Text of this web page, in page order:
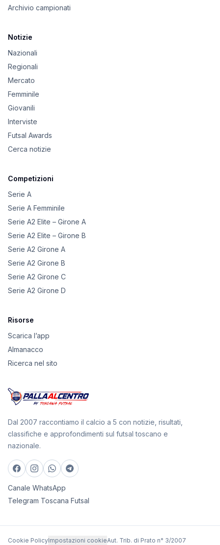
Archivio campionati
Notizie
Nazionali
Regionali
Mercato
Femminile
Giovanili
Interviste
Futsal Awards
Cerca notizie
Competizioni
Serie A
Serie A Femminile
Serie A2 Elite – Girone A
Serie A2 Elite – Girone B
Serie A2 Girone A
Serie A2 Girone B
Serie A2 Girone C
Serie A2 Girone D
Risorse
Scarica l’app
Almanacco
Ricerca nel sito
Dal 2007 raccontiamo il calcio a 5 con notizie, risultati,
classifiche e approfondimenti sul futsal toscano e
nazionale.
Canale WhatsApp
Telegram Toscana Futsal
Cookie PolicyImpostazioni cookieAut. Trib. di Prato n° 3/2007